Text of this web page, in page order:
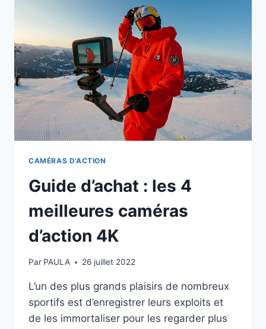
CAMÉRAS D'ACTION
Guide d’achat : les 4
meilleures caméras
d’action 4K
Par PAULA 26 juillet 2022
L’un des plus grands plaisirs de nombreux
sportifs est d’enregistrer leurs exploits et
de les immortaliser pour les regarder plus